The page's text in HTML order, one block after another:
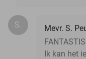
S.
Mevr. S.
Ik kan het